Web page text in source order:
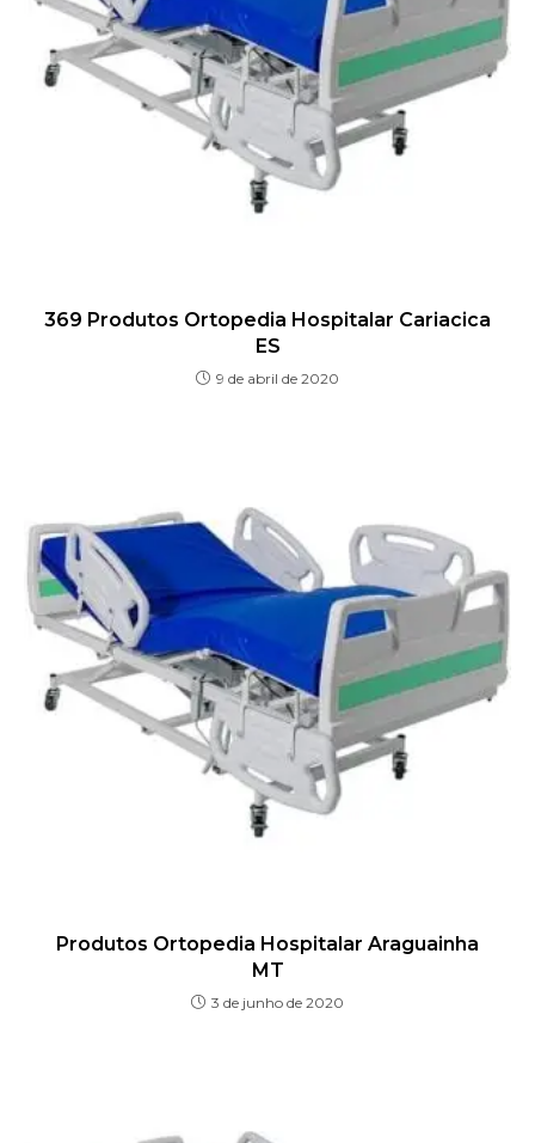
369 Produtos Ortopedia Hospitalar Cariacica
ES
9 de abril de 2020
Produtos Ortopedia Hospitalar Araguainha
MT
3 de junho de 2020